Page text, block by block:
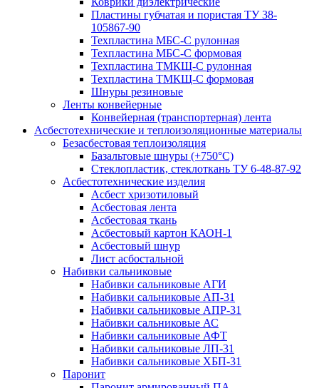
Пластины губчатая и пористая ТУ 38-
105867-90
Техпластина МБС-С рулонная
Техпластина МБС-С формовая
Техпластина ТМКЩ-С рулонная
Техпластина ТМКЩ-С формовая
Шнуры резиновые
Ленты конвейерные
Конвейерная (транспортерная) лента
Асбестотехнические и теплоизоляционные материалы
Безасбестовая теплоизоляция
Базальтовые шнуры (+750°С)
Стеклопластик, стеклоткань ТУ 6-48-87-92
Асбестотехнические изделия
Асбест хризотиловый
Асбестовая лента
Асбестовая ткань
Асбестовый картон КАОН-1
Асбестовый шнур
Лист асбостальной
Набивки сальниковые
Набивки сальниковые АГИ
Набивки сальниковые АП-31
Набивки сальниковые АПР-31
Набивки сальниковые АС
Набивки сальниковые АФТ
Набивки сальниковые ЛП-31
Набивки сальниковые ХБП-31
Паронит